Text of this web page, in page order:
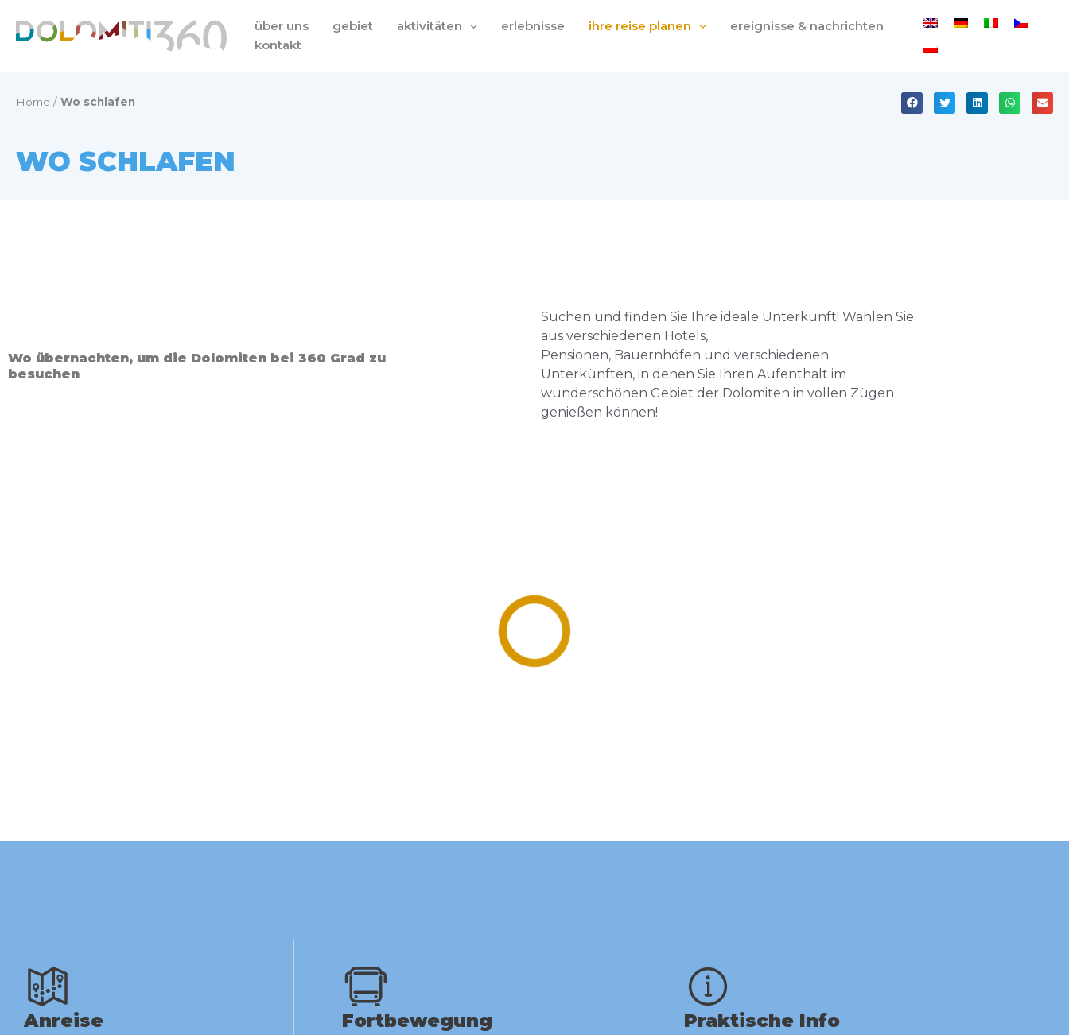
Inhalt
springen
über uns gebiet aktivitäten erlebnisse ihre reise planen
ereignisse & nachrichten
kontakt
Home / Wo schlafen
WO SCHLAFEN
Wo übernachten, um die Dolomiten bei 360 Grad zu
besuchen
Suchen und finden Sie Ihre ideale Unterkunft! Wählen Sie
aus verschiedenen Hotels,
Pensionen, Bauernhöfen und verschiedenen
Unterkünften, in denen Sie Ihren Aufenthalt im
wunderschönen Gebiet der Dolomiten in vollen Zügen
genießen können!
Anreise Fortbewegung Praktische Info